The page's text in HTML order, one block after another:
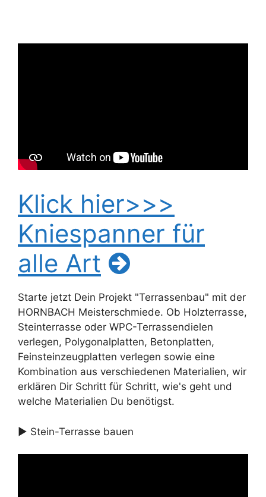
Klick hier>>>
Kniespanner für
alle Art
Starte jetzt Dein Projekt "Terrassenbau" mit der
HORNBACH Meisterschmiede. Ob Holzterrasse,
Steinterrasse oder WPC-Terrassendielen
verlegen, Polygonalplatten, Betonplatten,
Feinsteinzeugplatten verlegen sowie eine
Kombination aus verschiedenen Materialien, wir
erklären Dir Schritt für Schritt, wie's geht und
welche Materialien Du benötigst.
► Stein-Terrasse bauen